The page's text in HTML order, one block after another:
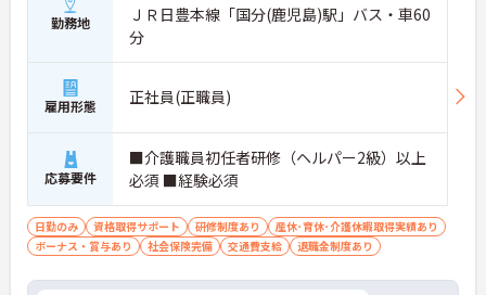
勤務地
ＪＲ日豊本線「国分(鹿児島)駅」バス・車60
分
雇用形態 正社員(正職員)
応募要件
■介護職員初任者研修（ヘルパー2級）以上
必須 ■経験必須
日勤のみ 資格取得サポート 研修制度あり
産休･育休･介護休暇取得実績あり
ボーナス・賞与あり
社会保険完備 交通費支給 退職金制度あり